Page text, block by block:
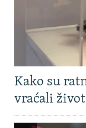
Kako su
vraćali